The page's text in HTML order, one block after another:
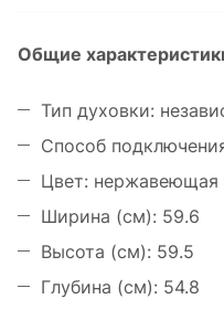
Общие
Тип духовки:
Способ
Цвет: нержавеющая
Ширина (см): 59.6
Высота (см): 59.5
Глубина (см): 54.8